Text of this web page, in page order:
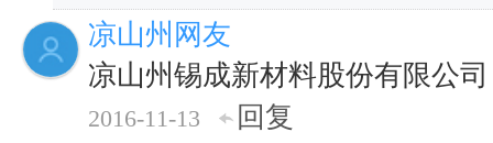
凉山州网友
凉山州锡成新材料股份有限公司
2016-11-13
回复